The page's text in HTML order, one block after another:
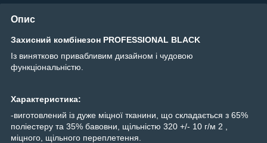
Опис
Захисний комбінезон PROFESSIONAL BLACK
Із винятково привабливим дизайном і чудовою
функціональністю.
Характеристика:
-виготовлений із дуже міцної тканини, що складається з 65%
поліестеру та 35% бавовни, щільністю 320 +/- 10 г/м 2
міцного, щільного переплетення.